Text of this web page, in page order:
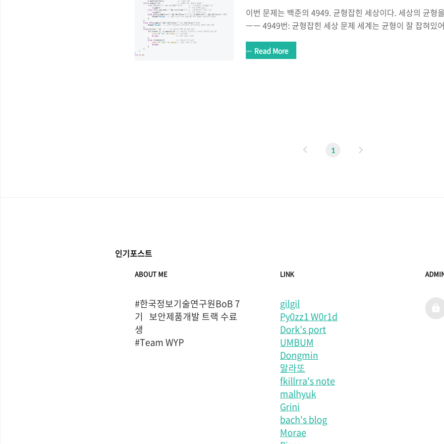
이번 문제는 백준의 4949. 균형잡힌 세상이다. 세상의 균형
ㅡㅡ 4949번: 균형잡힌 세상 문제 세계는 균형이 잘 잡혀있
을 때, 괄호들의 균형이 잘 맞춰져 있는지 판단하는 프로그램
Read More
1
다
인기포스트
ABOUT ME
#한국정보기술연구원BoB 7
기   보안제품개발 트랙 수료
생
#Team WYP
LINK
gilgil
Py0zz1 W0r1d
Dork's port
UMBUM
Dongmin
말라또
fkillrra's note
malhyuk
Grini
bach's blog
Morae